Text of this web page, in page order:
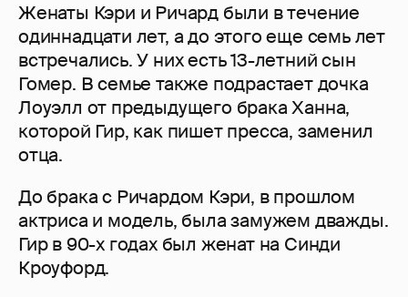
Женаты Кэри и Ричард были в течение
одиннадцати лет, а до этого еще семь лет
встречались. У них есть 13-летний сын
Гомер. В семье также подрастает дочка
Лоуэлл от предыдущего брака Ханна,
которой Гир, как пишет пресса, заменил
отца.
До брака с Ричардом Кэри, в прошлом
актриса и модель, была замужем дважды.
Гир в 90-х годах был женат на Синди
Кроуфорд.